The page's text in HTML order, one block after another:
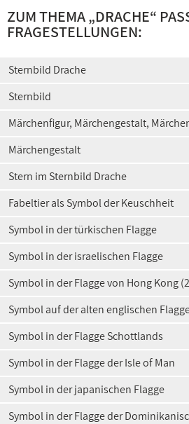
ZUM THEMA „DRACHE“
FRAGESTELLUNGEN:
Sternbild Drache
Sternbild
Märchenfigur, Märchengestalt,
Märchengestalt
Stern im Sternbild Drache
Fabeltier als Symbol der Keuschheit
Symbol in der türkischen Flagge
Symbol in der israelischen Flagge
Symbol in der Flagge von Hong Kong
Symbol auf der alten englischen
Symbol in der Flagge Schottlands
Symbol in der Flagge der Isle of Man
Symbol in der japanischen Flagge
Symbol in der Flagge der